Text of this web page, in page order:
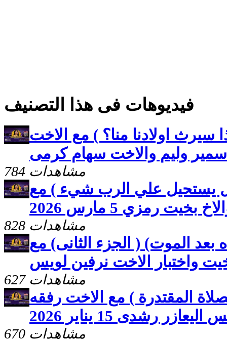
فيديوهات فى هذا التصنيف
سيرث اولادنا منا؟ ) مع الاخت
وليم والاخت سهام كرمى
784 مشاهدات
يستحيل علي الرب شيء ) مع
رمزي 5 مارس 2026
828 مشاهدات
بعد الموت) ( الجزء الثانى) مع
واختبار الاخت نرفين لويس
627 مشاهدات
المقتدرة ) مع الاخت رفقه
رشدى 15 يناير 2026
670 مشاهدات